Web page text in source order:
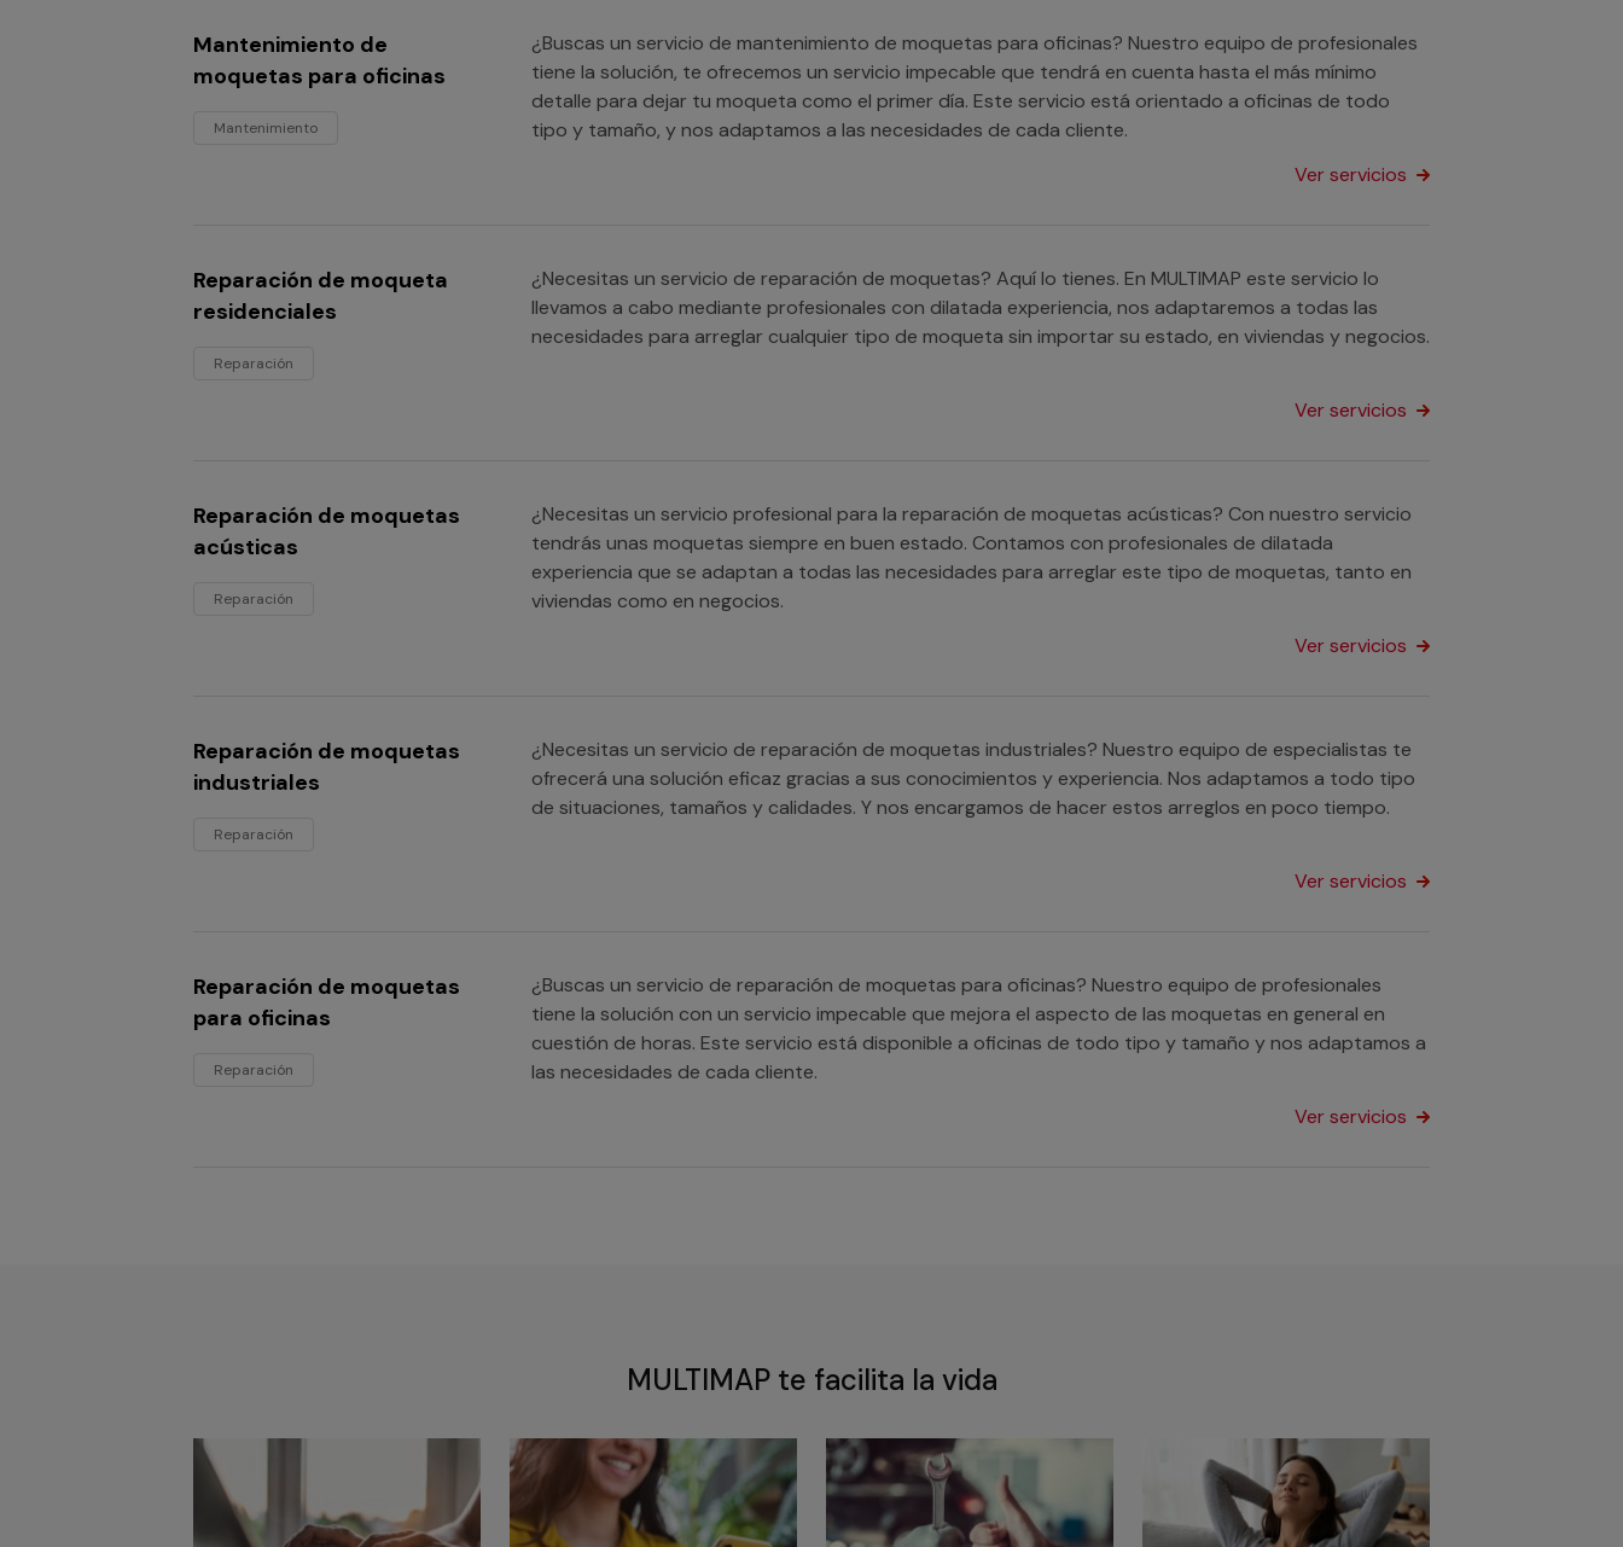
Mantenimiento de
moquetas para oficinas
Mantenimiento
¿Buscas un servicio de mantenimiento de moquetas para oficinas? Nuestro equipo de profesionales
tiene la solución, te ofrecemos un servicio impecable que tendrá en cuenta hasta el más mínimo
detalle para dejar tu moqueta como el primer día. Este servicio está orientado a oficinas de todo
tipo y tamaño, y nos adaptamos a las necesidades de cada cliente.
Ver servicios
Reparación de moqueta
residenciales
Reparación
¿Necesitas un servicio de reparación de moquetas? Aquí lo tienes. En MULTIMAP este servicio lo
llevamos a cabo mediante profesionales con dilatada experiencia, nos adaptaremos a todas las
necesidades para arreglar cualquier tipo de moqueta sin importar su estado, en viviendas y negocios.
Ver servicios
Reparación de moquetas
acústicas
Reparación
¿Necesitas un servicio profesional para la reparación de moquetas acústicas? Con nuestro servicio
tendrás unas moquetas siempre en buen estado. Contamos con profesionales de dilatada
experiencia que se adaptan a todas las necesidades para arreglar este tipo de moquetas, tanto en
viviendas como en negocios.
Ver servicios
Reparación de moquetas
industriales
Reparación
¿Necesitas un servicio de reparación de moquetas industriales? Nuestro equipo de especialistas te
ofrecerá una solución eficaz gracias a sus conocimientos y experiencia. Nos adaptamos a todo tipo
de situaciones, tamaños y calidades. Y nos encargamos de hacer estos arreglos en poco tiempo.
Ver servicios
Reparación de moquetas
para oficinas
Reparación
¿Buscas un servicio de reparación de moquetas para oficinas? Nuestro equipo de profesionales
tiene la solución con un servicio impecable que mejora el aspecto de las moquetas en general en
cuestión de horas. Este servicio está disponible a oficinas de todo tipo y tamaño y nos adaptamos a
las necesidades de cada cliente.
Ver servicios
MULTIMAP te facilita la vida